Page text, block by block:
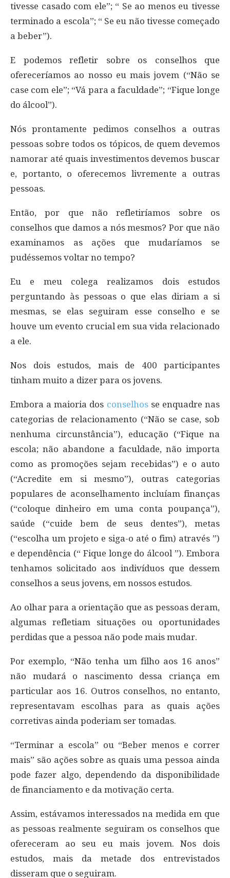
tivesse casado com ele”; “ Se ao menos eu tivesse
terminado a escola”; “ Se eu não tivesse começado
a beber”).
E podemos refletir sobre os conselhos que
ofereceríamos ao nosso eu mais jovem (“Não se
case com ele”; “Vá para a faculdade”; “Fique longe
do álcool”).
Nós prontamente pedimos conselhos a outras
pessoas sobre todos os tópicos, de quem devemos
namorar até quais investimentos devemos buscar
e, portanto, o oferecemos livremente a outras
pessoas.
Então, por que não refletiríamos sobre os
conselhos que damos a nós mesmos? Por que não
examinamos as ações que mudaríamos se
pudéssemos voltar no tempo?
Eu e meu colega realizamos dois estudos
perguntando às pessoas o que elas diriam a si
mesmas, se elas seguiram esse conselho e se
houve um evento crucial em sua vida relacionado
a ele.
Nos dois estudos, mais de 400 participantes
tinham muito a dizer para os jovens.
Embora a maioria dos conselhosse enquadre nas
categorias de relacionamento (“Não se case, sob
nenhuma circunstância”), educação (“Fique na
escola; não abandone a faculdade, não importa
como as promoções sejam recebidas”) e o auto
(“Acredite em si mesmo”), outras categorias
populares de aconselhamento incluíam finanças
(“coloque dinheiro em uma conta poupança”),
saúde (“cuide bem de seus dentes”), metas
(“escolha um projeto e siga-o até o fim) através ”)
e dependência (“ Fique longe do álcool ”). Embora
tenhamos solicitado aos indivíduos que dessem
conselhos a seus jovens, em nossos estudos.
Ao olhar para a orientação que as pessoas deram,
algumas refletiam situações ou oportunidades
perdidas que a pessoa não pode mais mudar.
Por exemplo, “Não tenha um filho aos 16 anos”
não mudará o nascimento dessa criança em
particular aos 16. Outros conselhos, no entanto,
representavam escolhas para as quais ações
corretivas ainda poderiam ser tomadas.
“Terminar a escola” ou “Beber menos e correr
mais” são ações sobre as quais uma pessoa ainda
pode fazer algo, dependendo da disponibilidade
de financiamento e da motivação certa.
Assim, estávamos interessados ​​na medida em que
as pessoas realmente seguiram os conselhos que
ofereceram ao seu eu mais jovem. Nos dois
estudos, mais da metade dos entrevistados
disseram que o seguiram.